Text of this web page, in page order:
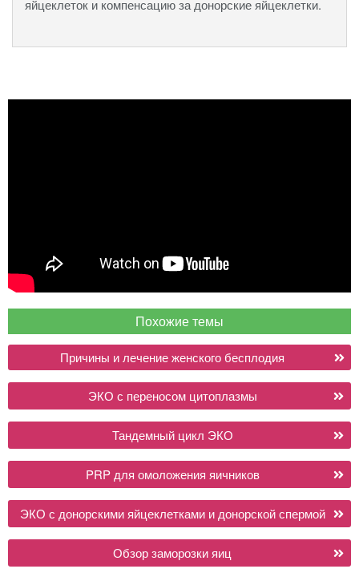
яйцеклеток и компенсацию за донорские яйцеклетки.
Похожие темы
Причины и лечение женского бесплодия
ЭКО с переносом цитоплазмы
Тандемный цикл ЭКО
PRP для омоложения яичников
ЭКО с донорскими яйцеклетками и донорской спермой
Обзор заморозки яиц